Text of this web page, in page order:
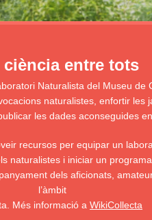
ciència entre tots
Naturalista del Museu de
naturalistes, enfortir les
les dades aconseguides
recursos per equipar un
naturalistes i iniciar un
dels aficionats,
l’àmbit
Més informació a WikiCollecta